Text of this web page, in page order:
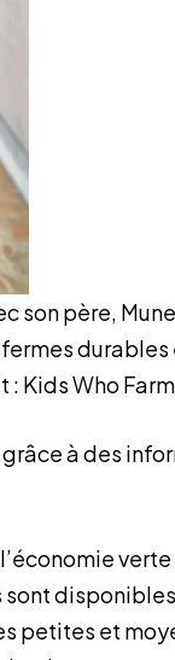
son père,
: Kids Who Farm
à des
petites et